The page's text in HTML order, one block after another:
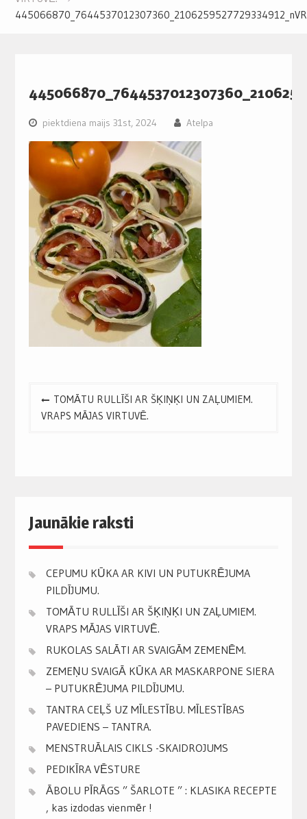
piektdiena maijs 31st, 2024 Atelpa
Post
navigation
TOMĀTU RULLĪŠI AR ŠĶIŅĶI UN ZAĻUMIEM.
VRAPS MĀJAS VIRTUVĒ.
Jaunākie raksti
CEPUMU KŪKA AR KIVI UN PUTUKRĒJUMA
PILDĪJUMU.
TOMĀTU RULLĪŠI AR ŠĶIŅĶI UN ZAĻUMIEM.
VRAPS MĀJAS VIRTUVĒ.
RUKOLAS SALĀTI AR SVAIGĀM ZEMENĒM.
ZEMEŅU SVAIGĀ KŪKA AR MASKARPONE SIERA
– PUTUKRĒJUMA PILDĪJUMU.
TANTRA CEĻŠ UZ MĪLESTĪBU. MĪLESTĪBAS
PAVEDIENS – TANTRA.
MENSTRUĀLAIS CIKLS -SKAIDROJUMS
PEDIKĪRA VĒSTURE
ĀBOLU PĪRĀGS ” ŠARLOTE ” : KLASIKA RECEPTE
, kas izdodas vienmēr !